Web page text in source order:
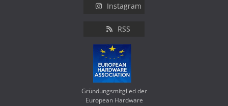
Instagram
RSS
Gründungsmitglied der
European Hardware